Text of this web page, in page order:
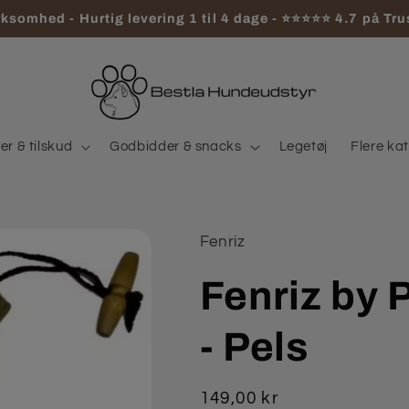
- Hurtig levering 1 til 4 dage - ⭐⭐⭐⭐⭐ 4.7 på
& tilskud Godbidder & snacks Legetøj Flere
Fenriz
Fenriz by
- Pels
Normalpris
149,00 kr